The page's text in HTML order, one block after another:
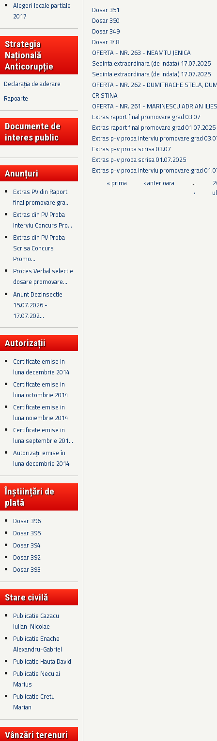
Alegeri locale partiale
2017
Strategia
Națională
Anticorupție
Declarația de aderare
Rapoarte
Documente de
interes public
Anunțuri
Extras PV din Raport
final promovare gra...
Extras din PV Proba
Interviu Concurs Pro...
Extras din PV Proba
Scrisa Concurs
Promo...
Proces Verbal selectie
dosare promovare...
Anunt Dezinsectie
15.07.2026 -
17.07.202...
Autorizații
Certificate emise in
luna decembrie 2014
Certificate emise in
luna octombrie 2014
Certificate emise in
luna noiembrie 2014
Certificate emise in
luna septembrie 201...
Autorizații emise în
luna decembrie 2014
Înștiințări de
plată
Dosar 396
Dosar 395
Dosar 394
Dosar 392
Dosar 393
Stare civilă
Publicatie Cazacu
Iulian-Nicolae
Publicatie Enache
Alexandru-Gabriel
Publicatie Hauta David
Publicatie Neculai
Marius
Publicatie Cretu
Marian
Vânzări terenuri
Dosar 351
Dosar 350
Dosar 349
Dosar 348
OFERTA - NR. 263 - NEAMTU JENICA
Sedinta extraordinara (de indata) 17.07.2025
Sedinta extraordinara (de indata( 17.07.2025
OFERTA - NR. 262 - DUMITRACHE STELA,
CRISTINA
OFERTA - NR. 261 - MARINESCU ADRIAN ILIES
Extras raport final promovare grad 03.07
Extras raport final promovare grad 01.07.2025
Extras p-v proba interviu promovare grad
Extras p-v proba scrisa 03.07
Extras p-v proba scrisa 01.07.2025
Extras p-v proba interviu promovare grad
Pagini
« prima ‹ anterioara …
›